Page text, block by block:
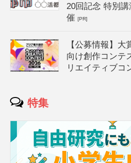
20回記念 特別
催[PR]
【公募情報】大
向け創作コンテ
リエイティブコ
特集